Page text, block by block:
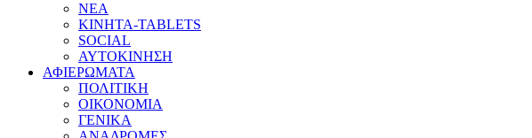
ΝΕΑ
ΚΙΝΗΤΑ-TABLETS
SOCIAL
ΑΥΤΟΚΙΝΗΣΗ
ΑΦΙΕΡΩΜΑΤΑ
ΠΟΛΙΤΙΚΗ
ΟΙΚΟΝΟΜΙΑ
ΓΕΝΙΚΑ